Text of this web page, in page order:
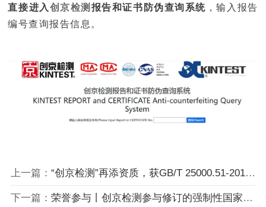
直接进入创京检测报告和证书防伪查询系统 ，输入报告
编号查询报告信息。
上一篇： “创京检测”再添资质，获GB/T 25000.51-2016软件检测领域CMA认证！
下一篇： 荣誉参与丨创京检测参与修订的强制性国家标准GB 4824-2025正式发布